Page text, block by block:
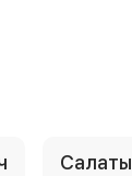
Салаты